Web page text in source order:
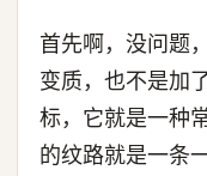
首先啊，没问题
变质，也不是加
标，它就是一种
的纹路就是一条